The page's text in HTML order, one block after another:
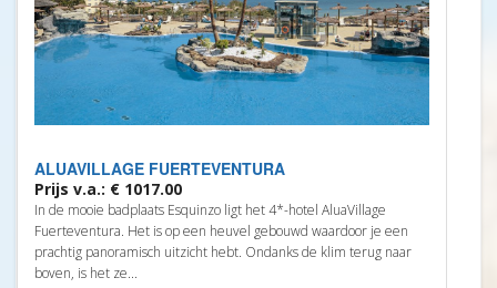
ALUAVILLAGE FUERTEVENTURA
Prijs v.a.: € 1017.00
In de mooie badplaats Esquinzo ligt het 4*-hotel AluaVillage
Fuerteventura. Het is op een heuvel gebouwd waardoor je een
prachtig panoramisch uitzicht hebt. Ondanks de klim terug naar
boven, is het ze...